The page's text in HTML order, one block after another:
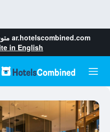
ar.hotelscombined.com
in English